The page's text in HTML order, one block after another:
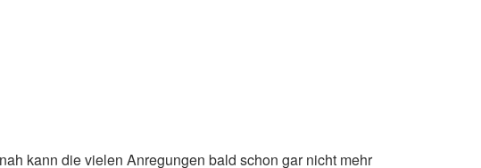
kann die vielen Anregungen bald schon gar nicht mehr